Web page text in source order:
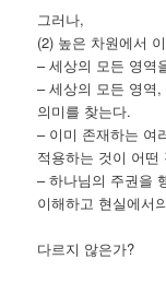
그러나,
(2) 높은 차원에서
– 세상의 모든 영역
– 세상의 모든 영역
의미를 찾는다.
– 이미 존재하는 여
적용하는 것이 어떤
– 하나님의 주권을
이해하고 현실에서
다르지 않은가?